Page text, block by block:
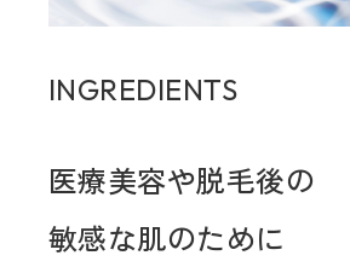
INGREDIENTS
医療美容や脱毛後の
敏感な肌のために